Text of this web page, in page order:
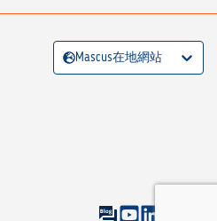
Mascus在地網站